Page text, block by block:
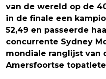
van de wereld op de
in de finale een
52,49 en passeerde
concurrente Sydney
mondiale ranglijst van
Amersfoortse